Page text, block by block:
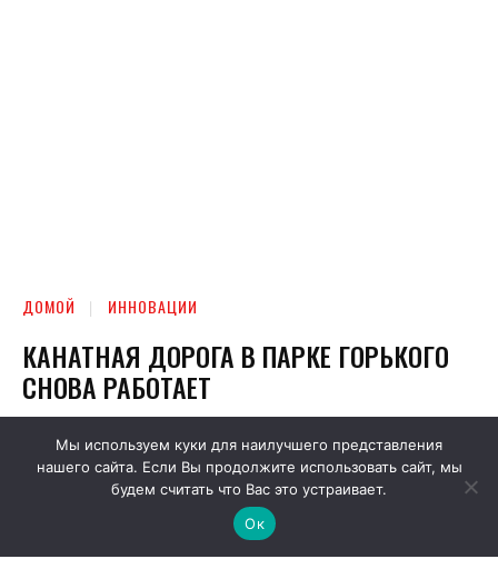
Мы используем куки для наилучшего представления
нашего сайта. Если Вы продолжите использовать сайт, мы
будем считать что Вас это устраивает.
Ок